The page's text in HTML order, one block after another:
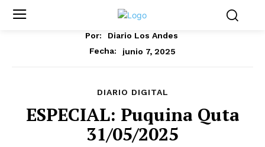
Por:
Diario Los Andes
Fecha:
junio 7, 2025
DIARIO DIGITAL
ESPECIAL: Puquina Quta
31/05/2025